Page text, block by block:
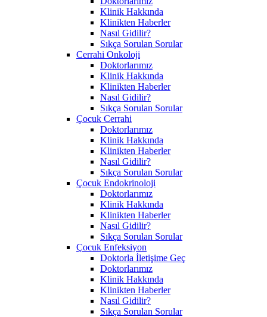
Klinik Hakkında
Klinikten Haberler
Nasıl Gidilir?
Sıkça Sorulan Sorular
Cerrahi Onkoloji
Doktorlarımız
Klinik Hakkında
Klinikten Haberler
Nasıl Gidilir?
Sıkça Sorulan Sorular
Çocuk Cerrahi
Doktorlarımız
Klinik Hakkında
Klinikten Haberler
Nasıl Gidilir?
Sıkça Sorulan Sorular
Çocuk Endokrinoloji
Doktorlarımız
Klinik Hakkında
Klinikten Haberler
Nasıl Gidilir?
Sıkça Sorulan Sorular
Çocuk Enfeksiyon
Doktorla İletişime Geç
Doktorlarımız
Klinik Hakkında
Klinikten Haberler
Nasıl Gidilir?
Sıkça Sorulan Sorular